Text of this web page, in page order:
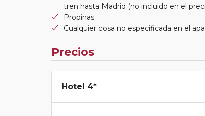
tren hasta Madrid (no incluido en el
Propinas.
Cualquier cosa no especificada en el
Precios
Hotel 4*